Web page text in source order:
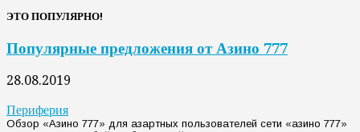
ЭТО ПОПУЛЯРНО!
Популярные предложения от Азино 777
28.08.2019
Периферия
Обзор «Азино 777» для азартных пользователей сети «азино 777»